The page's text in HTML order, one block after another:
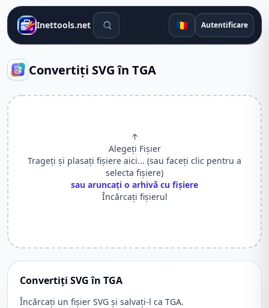
Inettools.net Instrumente de căutare
🇷🇴 Autentificare
Convertiți SVG în TGA
↑
Alegeți Fișier
Trageți și plasați fișiere aici... (sau faceți clic pentru a
selecta fișiere)
sau aruncați o arhivă cu fișiere
Încărcați fișierul
Convertiți SVG în TGA
Încărcați un fișier SVG și salvați-l ca TGA.